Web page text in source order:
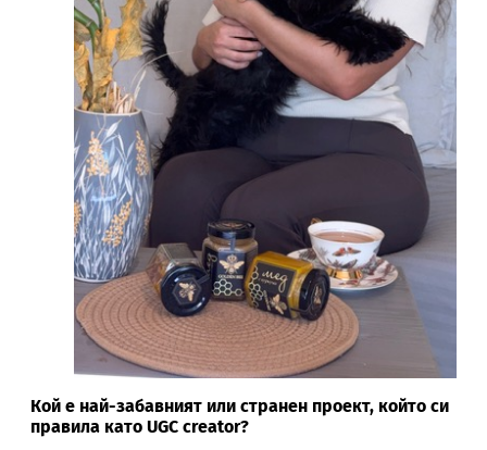
Кой е най-забавният или странен проект, който си
правила като UGC creator?